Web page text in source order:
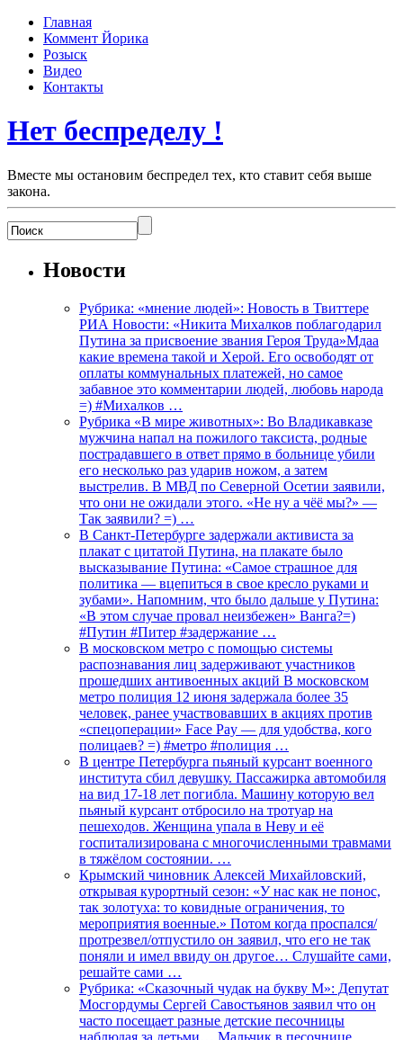
Главная
Коммент Йорика
Розыск
Видео
Контакты
Нет беспределу !
Вместе мы остановим беспредел тех, кто ставит себя выше
закона.
Новости
Рубрика: «мнение людей»: Новость в Твиттере
РИА Новости: «Никита Михалков поблагодарил
Путина за присвоение звания Героя Труда»Мдаа
какие времена такой и Херой. Его освободят от
оплаты коммунальных платежей, но самое
забавное это комментарии людей, любовь народа
=) #Михалков …
Рубрика «В мире животных»: Во Владикавказе
мужчина напал на пожилого таксиста, родные
пострадавшего в ответ прямо в больнице убили
его несколько раз ударив ножом, а затем
выстрелив. В МВД по Северной Осетии заявили,
что они не ожидали этого. «Не ну а чёё мы?» —
Так заявили? =) …
В Санкт-Петербурге задержали активиста за
плакат с цитатой Путина, на плакате было
высказывание Путина: «Самое страшное для
политика — вцепиться в свое кресло руками и
зубами». Напомним, что было дальше у Путина:
«В этом случае провал неизбежен» Ванга?=)
#Путин #Питер #задержание …
В московском метро с помощью системы
распознавания лиц задерживают участников
прошедших антивоенных акций В московском
метро полиция 12 июня задержала более 35
человек, ранее участвовавших в акциях против
«спецоперации» Face Pay — для удобства, кого
полицаев? =) #метро #полиция …
В центре Петербурга пьяный курсант военного
института сбил девушку. Пассажирка автомобиля
на вид 17-18 лет погибла. Машину которую вел
пьяный курсант отбросило на тротуар на
пешеходов. Женщина упала в Неву и её
госпитализирована с многочисленными травмами
в тяжёлом состоянии. …
Крымский чиновник Алексей Михайловский,
открывая курортный сезон: «У нас как не понос,
так золотуха: то ковидные ограничения, то
мероприятия военные.» Потом когда проспался/
протрезвел/отпустило он заявил, что его не так
поняли и имел ввиду он другое… Слушайте сами,
решайте сами …
Рубрика: «Сказочный чудак на букву М»: Депутат
Мосгордумы Сергей Савостьянов заявил что он
часто посещает разные детские песочницы
наблюдая за детьми… Мальчик в песочнице